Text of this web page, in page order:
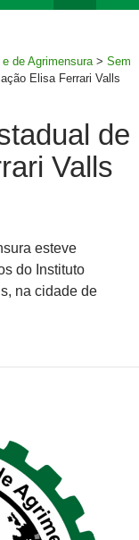
de Agrimensura > Sem
Elisa Ferrari Valls
de
Valls
esteve
do Instituto
na cidade de